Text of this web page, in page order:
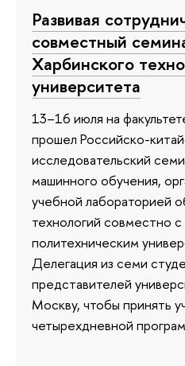
Развивая
совместный
Харбинского
университета
13–16 июля на
прошел Российско-
исследовательский
машинного обучения,
учебной лабораторией
технологий совместно
политехническим
Делегация из семи
представителей
Москву, чтобы принять
четырехдневной